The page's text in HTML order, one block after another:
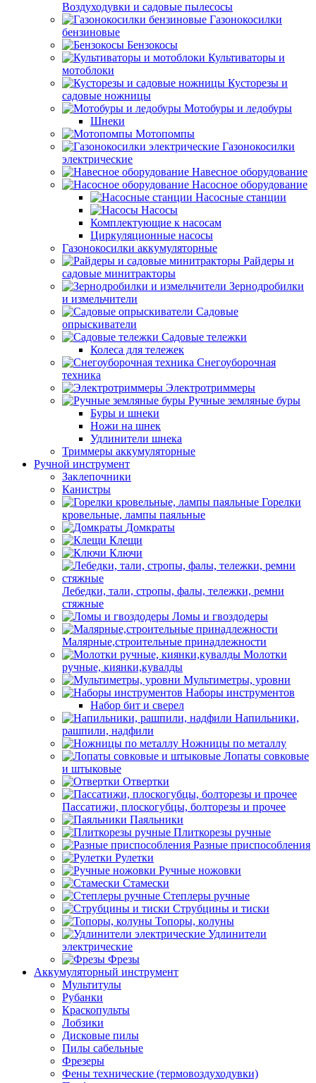
Воздуходувки и садовые пылесосы
Газонокосилки
бензиновые
Бензокосы
Культиваторы и
мотоблоки
Кусторезы и
садовые ножницы
Мотобуры и ледобуры
Шнеки
Мотопомпы
Газонокосилки
электрические
Навесное оборудование
Насосное оборудование
Насосные станции
Насосы
Комплектующие к насосам
Циркуляционные насосы
Газонокосилки аккумуляторные
Райдеры и
садовые минитракторы
Зернодробилки
и измельчители
Садовые
опрыскиватели
Садовые тележки
Колеса для тележек
Снегоуборочная
техника
Электротриммеры
Ручные земляные буры
Буры и шнеки
Ножи на шнек
Удлинители шнека
Триммеры аккумуляторные
Ручной инструмент
Заклепочники
Канистры
Горелки
кровельные, лампы паяльные
Домкраты
Клещи
Ключи
Лебедки, тали, стропы, фалы, тележки, ремни
стяжные
Ломы и гвоздодеры
Малярные,строительные принадлежности
Молотки
ручные, киянки,кувалды
Мультиметры, уровни
Наборы инструментов
Набор бит и сверел
Напильники,
рашпили, надфили
Ножницы по металлу
Лопаты совковые
и штыковые
Отвертки
Пассатижи, плоскогубцы, болторезы и прочее
Паяльники
Плиткорезы ручные
Разные приспособления
Рулетки
Ручные ножовки
Стамески
Степлеры ручные
Струбцины и тиски
Топоры, колуны
Удлинители
электрические
Фрезы
Аккумуляторный инструмент
Мультитулы
Рубанки
Краскопульты
Лобзики
Дисковые пилы
Пилы сабельные
Фрезеры
Фены технические (термовоздуходувки)